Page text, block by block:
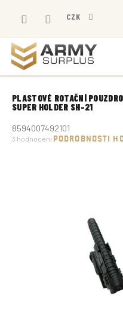
CZK
PLASTOVÉ ROTAČNÍ
SUPER HOLDER SH-21
8594007492101
Průměrné
3 hodnocení PODROBNOSTI